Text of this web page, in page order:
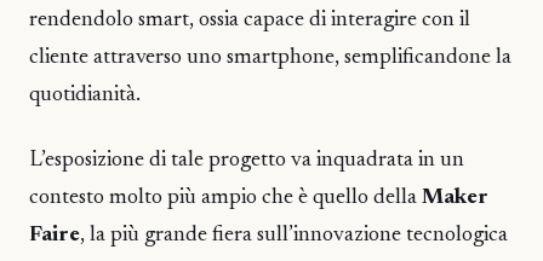
rendendolo smart, ossia capace di interagire con il
cliente attraverso uno smartphone, semplificandone la
quotidianità.
L’esposizione di tale progetto va inquadrata in un
contesto molto più ampio che è quello della Maker
Faire, la più grande fiera sull’innovazione tecnologica